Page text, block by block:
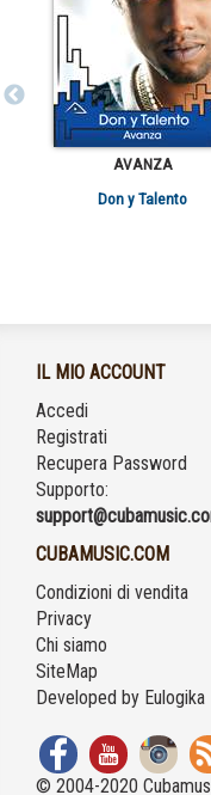
AVANZA
Don y Talento
IL MIO ACCOUNT
Accedi
Registrati
Recupera Password
Supporto:
CUBAMUSIC.COM
Condizioni di vendita
Privacy
Chi siamo
SiteMap
Developed by Eulogika
© 2004-2020